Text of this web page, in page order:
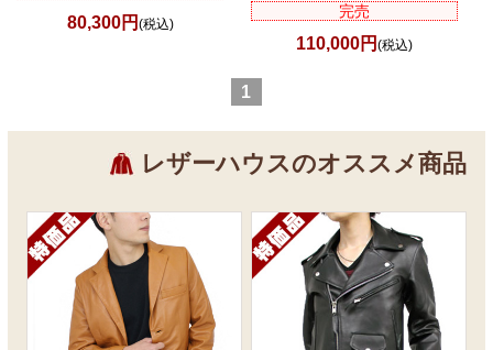
80,300円 (税込)
完売
110,000円 (税込)
1
レザーハウスのオススメ商品